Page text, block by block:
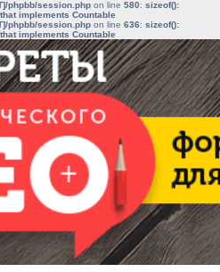
phpbb/session.php on line 580: sizeof():
implements Countable
phpbb/session.php on line 636: sizeof():
implements Countable